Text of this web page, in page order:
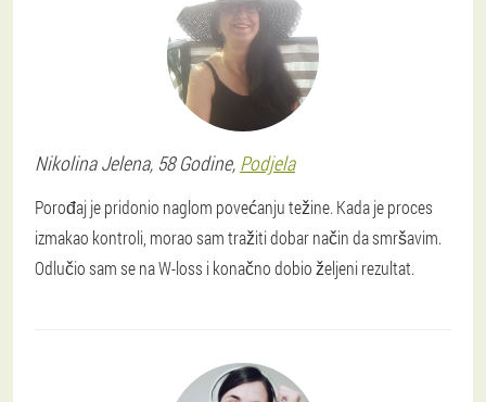
Nikolina Jelena, 58 Godine, Podjela
Porođaj je pridonio naglom povećanju težine. Kada je proces
izmakao kontroli, morao sam tražiti dobar način da smršavim.
Odlučio sam se na W-loss i konačno dobio željeni rezultat.